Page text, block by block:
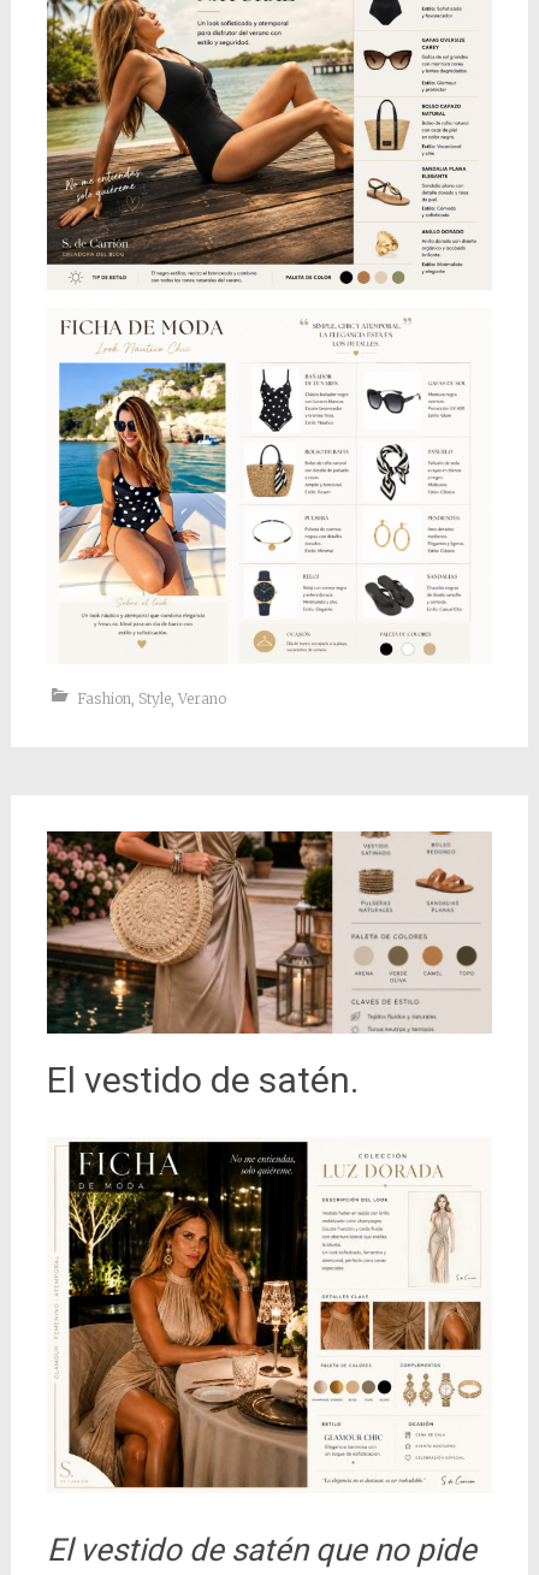
Fashion Style, Verano
El vestido de satén.
El vestido de satén que no pide